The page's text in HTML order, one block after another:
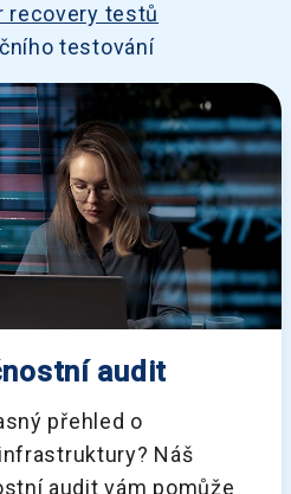
recovery testů
testování
audit
přehled o
Náš
audit vám pomůže